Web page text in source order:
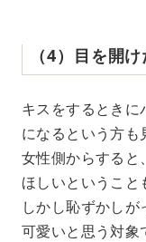
（4）目を開
キスをするとき
になるという方も
女性側からすると
ほしいということ
しかし恥ずかしが
可愛いと思う対象